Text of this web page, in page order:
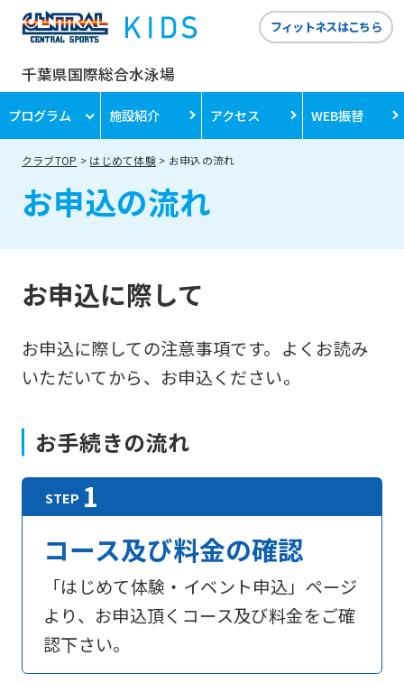
千葉県国際総合水泳場
フィットネスはこちら
プログラム 施設紹介 アクセス WEB振替
クラブTOP はじめて体験 お申込の流れ
お申込の流れ
お申込に際して
お申込に際しての注意事項です。よくお読み
いただいてから、お申込ください。
お手続きの流れ
コース及び料金の確認
「はじめて体験・イベント申込」ページ
より、お申込頂くコース及び料金をご確
認下さい。